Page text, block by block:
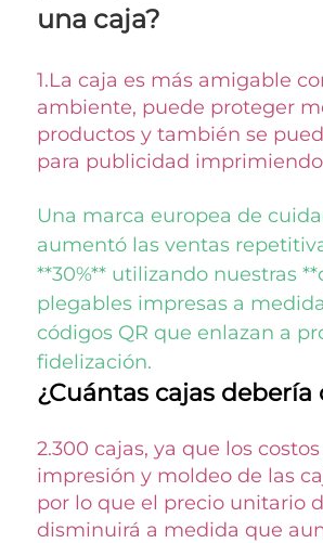
una caja?
1.La caja es más amigable
ambiente, puede proteger
productos y también se
para publicidad
Una marca europea de
aumentó las ventas
**30%** utilizando nuestras
plegables impresas a
códigos QR que enlazan a
fidelización.
¿Cuántas cajas debería
2.300 cajas, ya que los
impresión y moldeo de las
por lo que el precio unitario
disminuirá a medida que